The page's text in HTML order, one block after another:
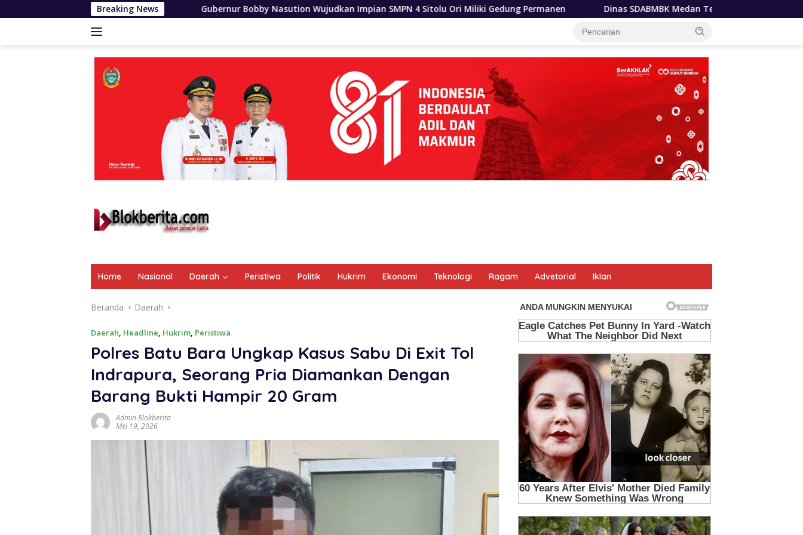
ke
Breaking News
Gubernur Bobby Nasution Wujudkan Impian SMPN 4 Sitolu Ori Miliki Gedung Permanen Dinas SDABMBK Medan Terapkan Pola Jemput Bola, Percepat
Home Nasional Daerah Peristiwa Politik Hukrim Ekonomi Teknologi Ragam Advetorial Iklan
Beranda Daerah
Daerah Headline Hukrim Peristiwa
Polres Batu Bara Ungkap Kasus Sabu Di Exit Tol
Indrapura, Seorang Pria Diamankan Dengan
Barang Bukti Hampir 20 Gram
Admin Blokberita
Mei 19, 2026